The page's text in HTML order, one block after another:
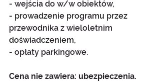
- wejścia do w/w obiektów,
- prowadzenie programu przez
przewodnika z wieloletnim
doświadczeniem,
- opłaty parkingowe.
Cena nie zawiera: ubezpieczenia.